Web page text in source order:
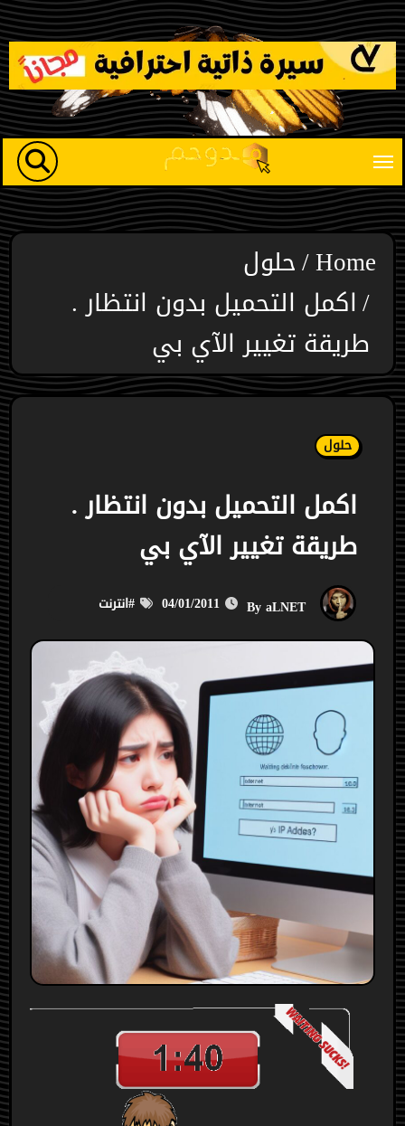
Skip
to
content
Home حلول
اكمل التحميل بدون انتظار .
طريقة تغيير الآي بي
حلول
اكمل التحميل بدون انتظار .
طريقة تغيير الآي بي
aLNET
04/01/2011
#انترنت